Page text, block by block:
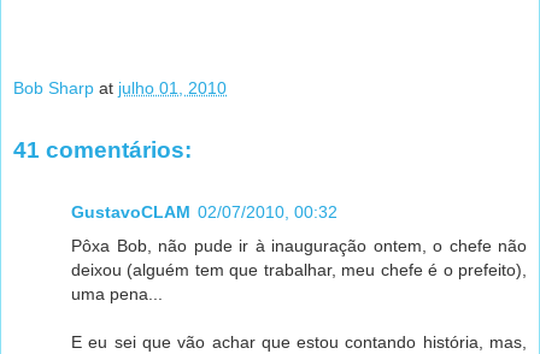
Bob Sharp at julho 01, 2010
41 comentários:
GustavoCLAM 02/07/2010, 00:32
Pôxa Bob, não pude ir à inauguração ontem, o chefe não
deixou (alguém tem que trabalhar, meu chefe é o prefeito),
uma pena...
E eu sei que vão achar que estou contando história, mas,